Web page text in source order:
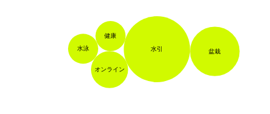
水泳
健康
オンライン
盆栽
水引